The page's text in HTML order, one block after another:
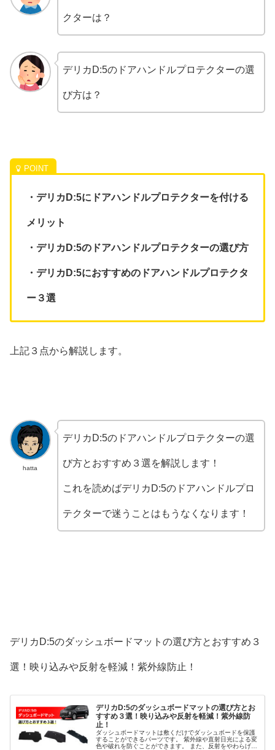
クターは？
デリカD:5のドアハンドルプロテクターの選
び方は？
・デリカD:5にドアハンドルプロテクターを付ける
メリット
・デリカD:5のドアハンドルプロテクターの選び方
・デリカD:5におすすめのドアハンドルプロテクタ
ー３選
上記３点から解説します。
hatta
デリカD:5のドアハンドルプロテクターの選
び方とおすすめ３選を解説します！
これを読めばデリカD:5のドアハンドルプロ
テクターで迷うことはもうなくなります！
デリカD:5のダッシュボードマットの選び方とおすすめ３
選！映り込みや反射を軽減！紫外線防止！
デリカD:5のダッシュボードマットの選び方とお
すすめ３選！映り込みや反射を軽減！紫外線防
止！
ダッシュボードマットは敷くだけでダッシュボードを保護
することができるパーツです。 紫外線や直射日光による変
色や破れを防ぐことができます。 また、反射をやわらげる